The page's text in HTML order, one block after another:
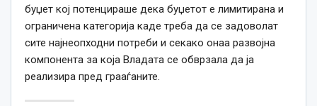
буџет кој потенцираше дека буџетот е лимитирана и
ограничена категорија каде треба да се задоволат
сите најнеопходни потреби и секако онаа развојна
компонента за која Владата се обврзала да ја
реализира пред грааѓаните.